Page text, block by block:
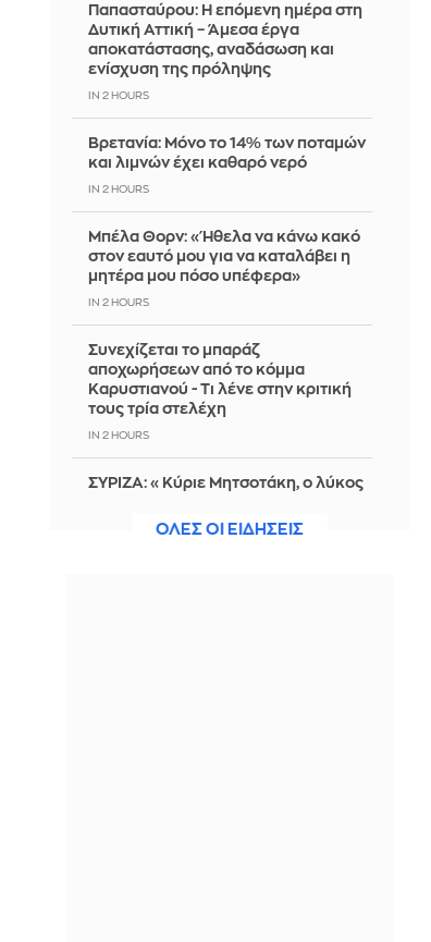
Παπασταύρου: Η επόμενη ημέρα στη
Δυτική Αττική – Άμεσα έργα
αποκατάστασης, αναδάσωση και
ενίσχυση της πρόληψης
IN 2 HOURS
Βρετανία: Μόνο το 14% των ποταμών
και λιμνών έχει καθαρό νερό
IN 2 HOURS
Μπέλα Θορν: «Ήθελα να κάνω κακό
στον εαυτό μου για να καταλάβει η
μητέρα μου πόσο υπέφερα»
IN 2 HOURS
Συνεχίζεται το μπαράζ
αποχωρήσεων από το κόμμα
Καρυστιανού - Τι λένε στην κριτική
τους τρία στελέχη
IN 2 HOURS
ΣΥΡΙΖΑ: «Κύριε Μητσοτάκη, ο λύκος
ΟΛΕΣ ΟΙ ΕΙΔΗΣΕΙΣ